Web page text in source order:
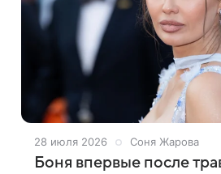
28 июля 2026 Соня Жарова
Боня впервые после